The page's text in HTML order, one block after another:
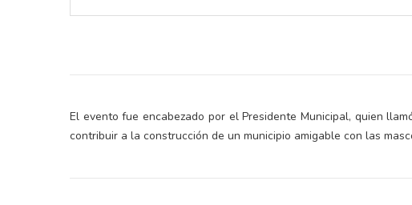
El evento fue encabezado por el Presidente Municipal, quien
contribuir a la construcción de un municipio amigable con las